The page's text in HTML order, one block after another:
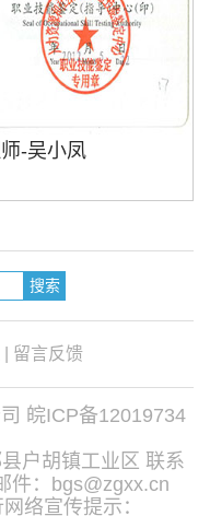
-吴小凤
留言反馈
皖ICP备12019734
户胡镇工业区 联系
件：bgs@zgxx.cn
络宣传提示：